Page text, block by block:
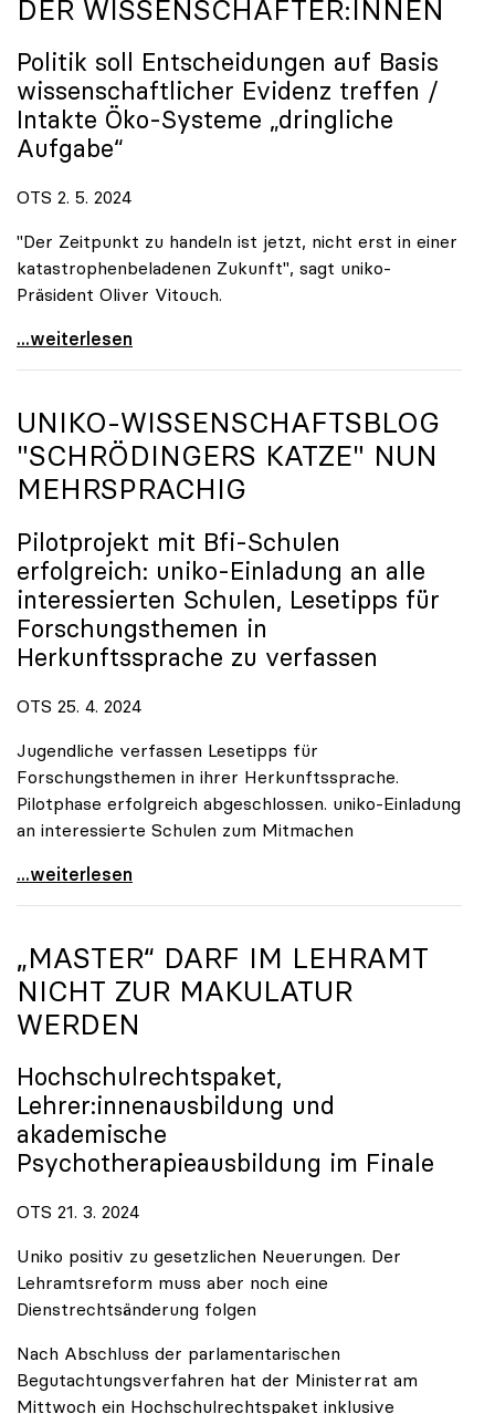
DER WISSENSCHAFTER:INNEN
Politik soll Entscheidungen auf Basis
wissenschaftlicher Evidenz treffen /
Intakte Öko-Systeme „dringliche
Aufgabe“
OTS 2. 5. 2024
"Der Zeitpunkt zu handeln ist jetzt, nicht erst in einer
katastrophenbeladenen Zukunft", sagt uniko-
Präsident Oliver Vitouch.
EU-Renaturierungsgesetz: uniko unterstützt Appell
...weiterlesen
UNIKO-WISSENSCHAFTSBLOG
"SCHRÖDINGERS KATZE" NUN
MEHRSPRACHIG
Pilotprojekt mit Bfi-Schulen
erfolgreich: uniko-Einladung an alle
interessierten Schulen, Lesetipps für
Forschungsthemen in
Herkunftssprache zu verfassen
OTS 25. 4. 2024
Jugendliche verfassen Lesetipps für
Forschungsthemen in ihrer Herkunftssprache.
Pilotphase erfolgreich abgeschlossen. uniko-Einladung
an interessierte Schulen zum Mitmachen
uniko-Wissenschaftsblog \"Schrödingers Katze\" nun
...weiterlesen
„MASTER“ DARF IM LEHRAMT
NICHT ZUR MAKULATUR
WERDEN
Hochschulrechtspaket,
Lehrer:innenausbildung und
akademische
Psychotherapieausbildung im Finale
OTS 21. 3. 2024
Uniko positiv zu gesetzlichen Neuerungen. Der
Lehramtsreform muss aber noch eine
Dienstrechtsänderung folgen
Nach Abschluss der parlamentarischen
Begutachtungsverfahren hat der Ministerrat am
Mittwoch ein Hochschulrechtspaket inklusive